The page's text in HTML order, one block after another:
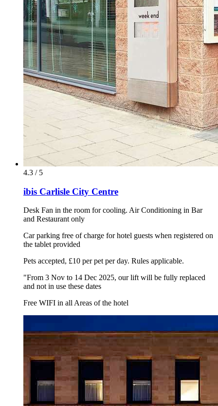
4.3 / 5
ibis Carlisle City Centre
Desk Fan in the room for cooling. Air Conditioning in Bar
and Restaurant only
Car parking free of charge for hotel guests when registered on
the tablet provided
Pets accepted, £10 per pet per day. Rules applicable.
"From 3 Nov to 14 Dec 2025, our lift will be fully replaced
and not in use these dates
Free WIFI in all Areas of the hotel